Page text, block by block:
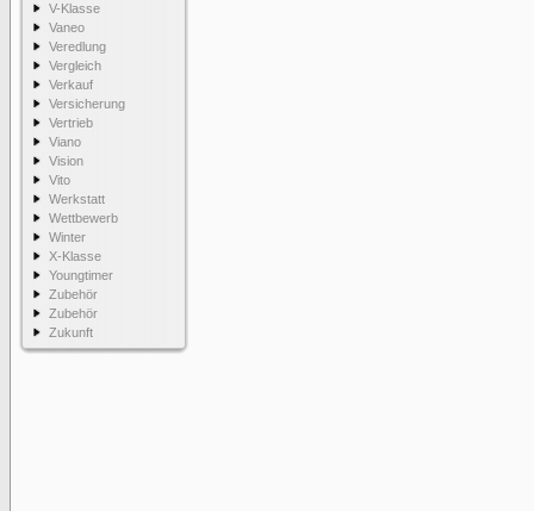
V-Klasse
Vaneo
Veredlung
Vergleich
Verkauf
Versicherung
Vertrieb
Viano
Vision
Vito
Werkstatt
Wettbewerb
Winter
X-Klasse
Youngtimer
Zubehör
Zubehör
Zukunft